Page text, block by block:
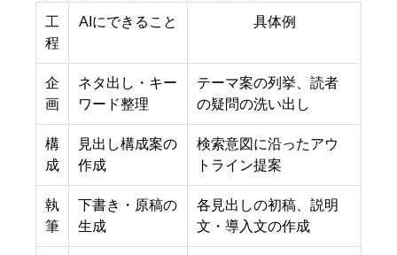
工
程
AIにできること 具体例
企
画
ネタ出し・キー
ワード整理
テーマ案の列挙、読者
の疑問の洗い出し
構
成
見出し構成案の
作成
検索意図に沿ったアウ
トライン提案
執
筆
下書き・原稿の
生成
各見出しの初稿、説明
文・導入文の作成